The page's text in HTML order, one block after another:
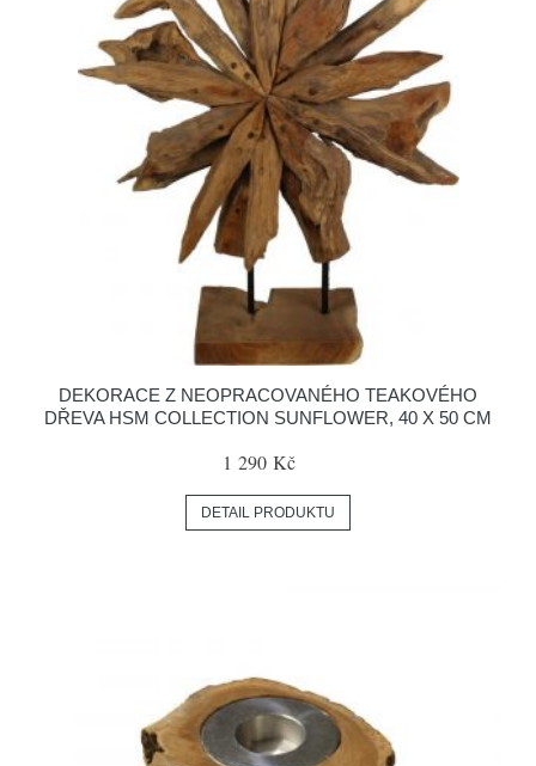
DEKORACE Z NEOPRACOVANÉHO TEAKOVÉHO
DŘEVA HSM COLLECTION SUNFLOWER, 40 X 50 CM
1 290 Kč
DETAIL PRODUKTU